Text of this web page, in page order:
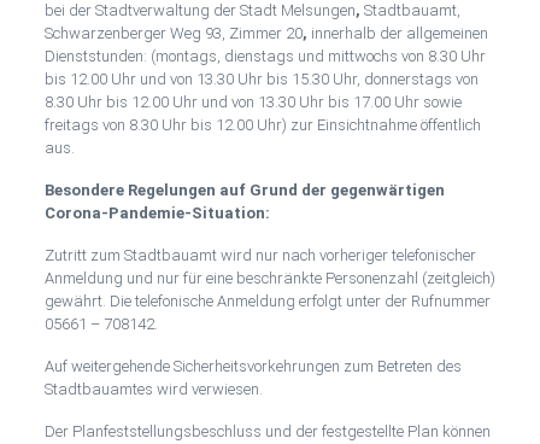
bei der Stadtverwaltung der Stadt Melsungen, Stadtbauamt,
Schwarzenberger Weg 93, Zimmer 20, innerhalb der allgemeinen
Dienststunden: (montags, dienstags und mittwochs von 8.30 Uhr
bis 12.00 Uhr und von 13.30 Uhr bis 15.30 Uhr, donnerstags von
8.30 Uhr bis 12.00 Uhr und von 13.30 Uhr bis 17.00 Uhr sowie
freitags von 8.30 Uhr bis 12.00 Uhr) zur Einsichtnahme öffentlich
aus.
Besondere Regelungen auf Grund der gegenwärtigen
Corona-Pandemie-Situation:
Zutritt zum Stadtbauamt wird nur nach vorheriger telefonischer
Anmeldung und nur für eine beschränkte Personenzahl (zeitgleich)
gewährt. Die telefonische Anmeldung erfolgt unter der Rufnummer
05661 – 708142.
Auf weitergehende Sicherheitsvorkehrungen zum Betreten des
Stadtbauamtes wird verwiesen.
Der Planfeststellungsbeschluss und der festgestellte Plan können